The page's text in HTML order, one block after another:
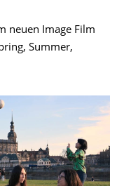
neuen Image Film
Summer,